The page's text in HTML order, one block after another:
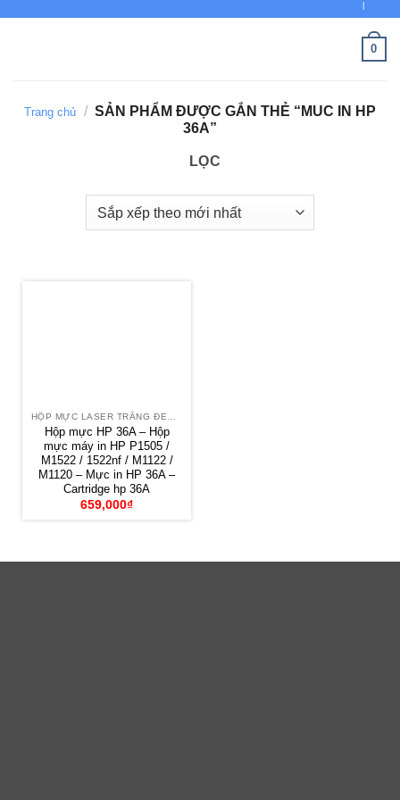
0
Trang chủ / SẢN PHẨM ĐƯỢC GẮN THẺ “MUC IN HP
36A”
LỌC
HỘP MỰC LASER TRẮNG ĐEN HP
Hộp mực HP 36A – Hộp
mực máy in HP P1505 /
M1522 / 1522nf / M1122 /
M1120 – Mực in HP 36A –
Cartridge hp 36A
659,000₫